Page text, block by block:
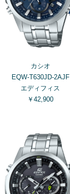
カシオ
EQW-T630JD-2AJF
エディフィス
￥42,900